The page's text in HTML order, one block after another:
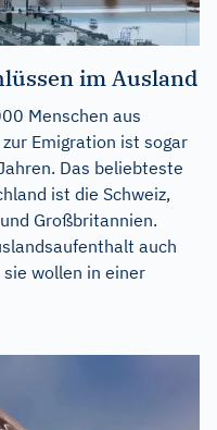
im Ausland
Menschen aus
Emigration ist sogar
Das beliebteste
ist die Schweiz,
Großbritannien.
auch
wollen in einer